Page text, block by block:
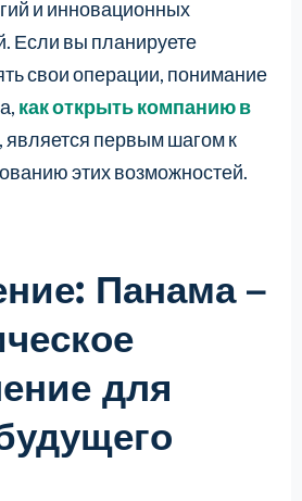
и инновационных
Если вы планируете
свои операции, понимание
как открыть компанию в
является первым шагом к
этих возможностей.
Панама –
для